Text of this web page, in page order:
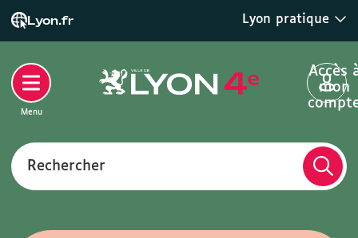
Lyon.fr Lyon pratique
Rechercher
Accès
mon
Menu